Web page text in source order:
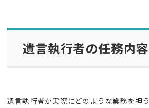
遺言執行者の任務内容
遺言執行者が実際にどのような業務を担